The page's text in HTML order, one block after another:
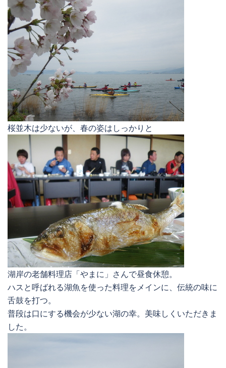
桜並木は少ないが、春の姿はしっかりと
湖岸の老舗料理店「やまに」さんで昼食休憩。
ハスと呼ばれる湖魚を使った料理をメインに、伝統の味に
舌鼓を打つ。
普段は口にする機会が少ない湖の幸。美味しくいただきま
した。